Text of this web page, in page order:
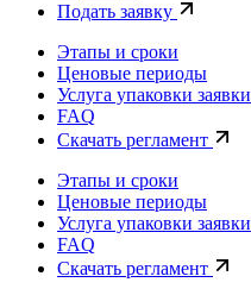
Подать заявку
Этапы и сроки
Ценовые периоды
Услуга упаковки заявки
FAQ
Скачать регламент
Этапы и сроки
Ценовые периоды
Услуга упаковки заявки
FAQ
Скачать регламент